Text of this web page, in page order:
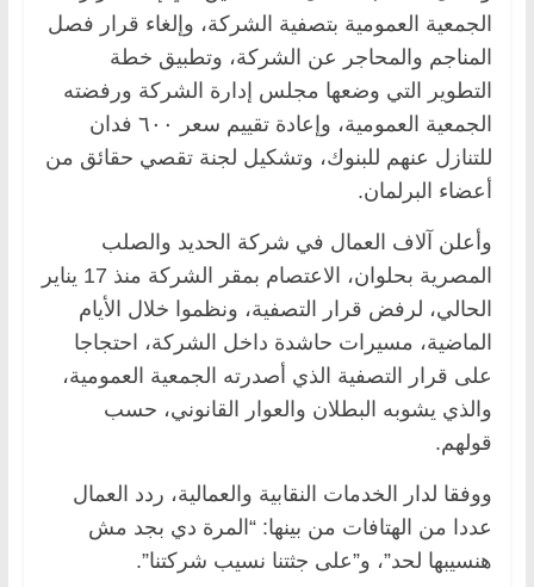
الجمعية العمومية بتصفية الشركة، وإلغاء قرار فصل
المناجم والمحاجر عن الشركة، وتطبيق خطة
التطوير التي وضعها مجلس إدارة الشركة ورفضته
الجمعية العمومية، وإعادة تقييم سعر ٦٠٠ فدان
للتنازل عنهم للبنوك، وتشكيل لجنة تقصي حقائق من
أعضاء البرلمان.
وأعلن آلاف العمال في شركة الحديد والصلب
المصرية بحلوان، الاعتصام بمقر الشركة منذ 17 يناير
الحالي، لرفض قرار التصفية، ونظموا خلال الأيام
الماضية، مسيرات حاشدة داخل الشركة، احتجاجا
على قرار التصفية الذي أصدرته الجمعية العمومية،
والذي يشوبه البطلان والعوار القانوني، حسب
قولهم.
ووفقا لدار الخدمات النقابية والعمالية، ردد العمال
عددا من الهتافات من بينها: “المرة دي بجد مش
هنسيبها لحد”، و”على جثتنا نسيب شركتنا”.